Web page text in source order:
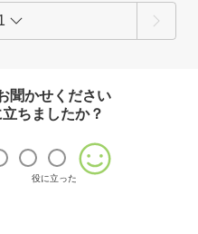
聞かせください
ちましたか？
役に立った